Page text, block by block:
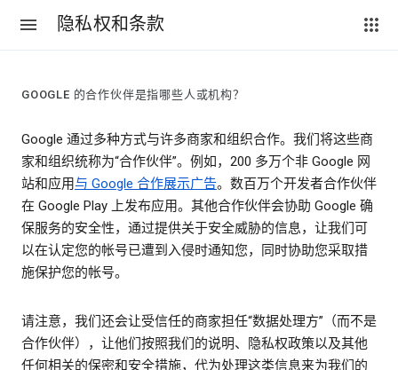
隐私权和条款
GOOGLE 的合作伙伴是指哪些人或机构？
Google 通过多种方式与许多商家和组织合作。我们将这些商
家和组织统称为“合作伙伴”。例如，200 多万个非 Google 网
站和应用与 Google 合作展示广告。数百万个开发者合作伙伴
在 Google Play 上发布应用。其他合作伙伴会协助 Google 确
保服务的安全性，通过提供关于安全威胁的信息，让我们可
以在认定您的帐号已遭到入侵时通知您，同时协助您采取措
施保护您的帐号。
请注意，我们还会让受信任的商家担任“数据处理方”（而不是
合作伙伴），让他们按照我们的说明、隐私权政策以及其他
任何相关的保密和安全措施，代为处理这类信息来为我们的